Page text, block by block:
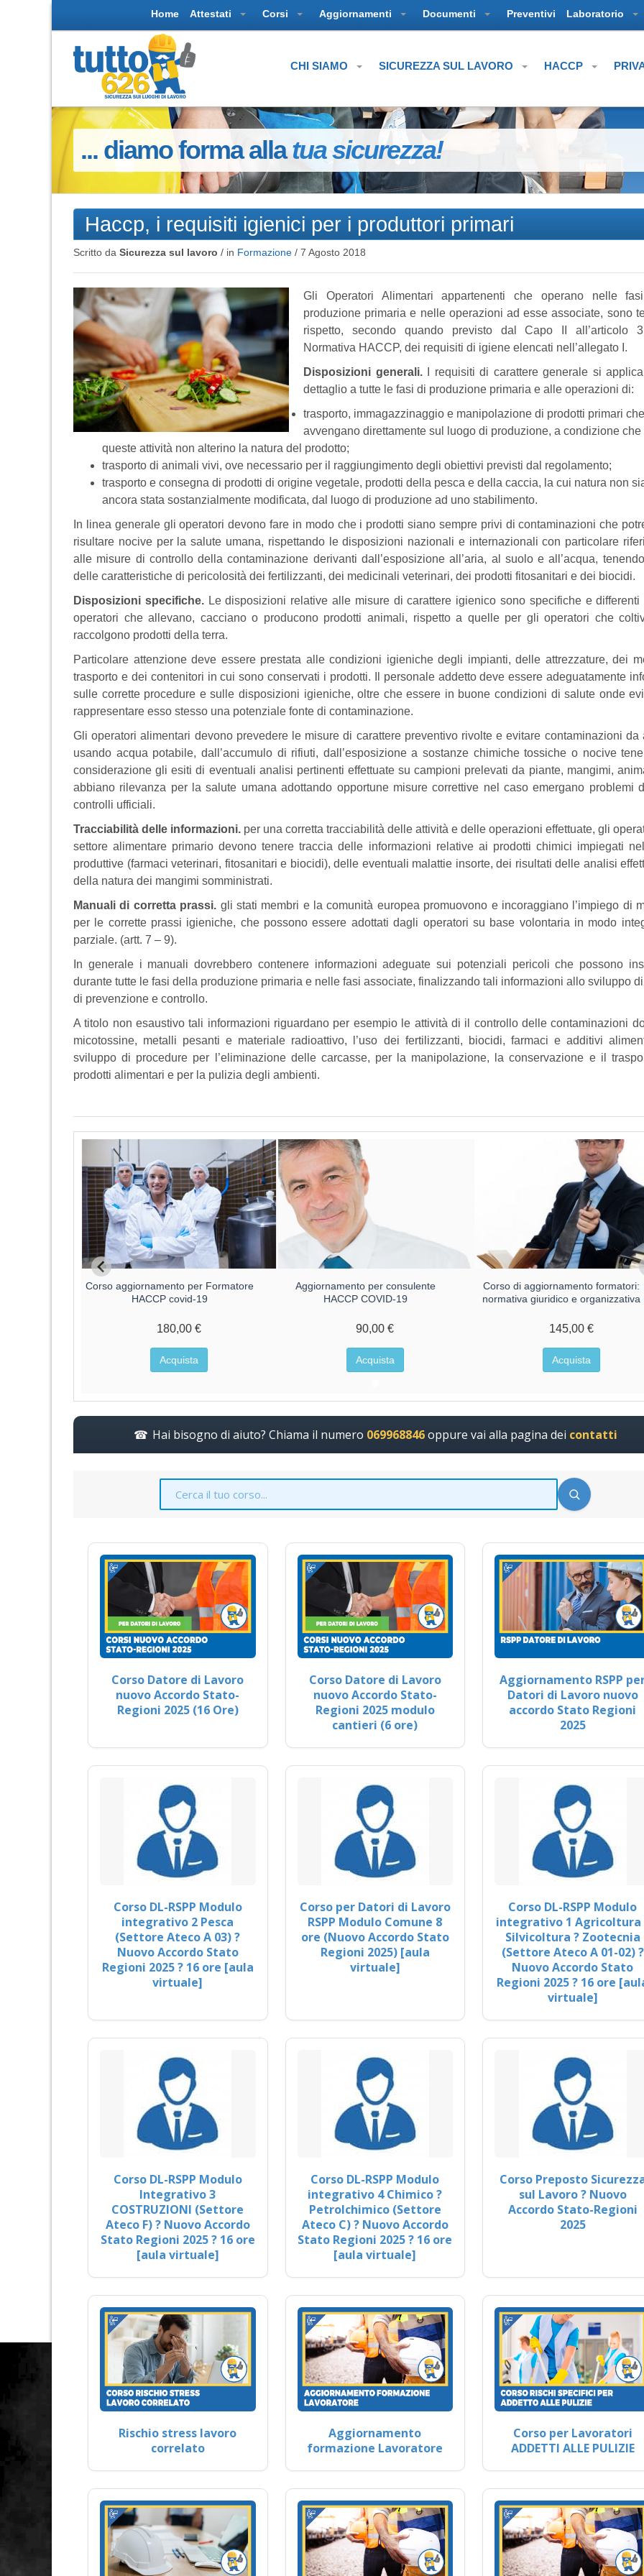
Home Attestati Corsi Aggiornamenti Documenti Preventivi Laboratorio
CHI SIAMO SICUREZZA SUL LAVORO HACCP
... diamo forma allatua sicurezza!
Haccp, i requisiti igienici per i produttori primari
Scritto da Sicurezza sul lavoro / in Formazione / 7 Agosto 2018
Gli Operatori Alimentari appartenenti che operano nelle
produzione primaria e nelle operazioni ad esse associate, sono
rispetto, secondo quando previsto dal Capo II all’articolo
Normativa HACCP, dei requisiti di igiene elencati nell’allegato I.
Disposizioni generali.
I requisiti di carattere generale si
dettaglio a tutte le fasi di produzione primaria e alle operazioni di:
trasporto, immagazzinaggio e manipolazione di prodotti primari che
avvengano direttamente sul luogo di produzione, a condizione che
queste attività non alterino la natura del prodotto;
trasporto di animali vivi, ove necessario per il raggiungimento degli obiettivi previsti dal regolamento;
trasporto e consegna di prodotti di origine vegetale, prodotti della pesca e della caccia, la cui natura non
ancora stata sostanzialmente modificata, dal luogo di produzione ad uno stabilimento.
In linea generale gli operatori devono fare in modo che i prodotti siano sempre privi di contaminazioni che
risultare nocive per la salute umana, rispettando le disposizioni nazionali e internazionali con particolare
alle misure di controllo della contaminazione derivanti dall’esposizione all’aria, al suolo e all’acqua,
delle caratteristiche di pericolosità dei fertilizzanti, dei medicinali veterinari, dei prodotti fitosanitari e dei biocidi.
Disposizioni specifiche. Le disposizioni relative alle misure di carattere igienico sono specifiche e
operatori che allevano, cacciano o producono prodotti animali, rispetto a quelle per gli operatori che
raccolgono prodotti della terra.
Particolare attenzione deve essere prestata alle condizioni igieniche degli impianti, delle attrezzature, dei
trasporto e dei contenitori in cui sono conservati i prodotti. Il personale addetto deve essere adeguatamente
sulle corrette procedure e sulle disposizioni igieniche, oltre che essere in buone condizioni di salute onde
rappresentare esso stesso una potenziale fonte di contaminazione.
Gli operatori alimentari devono prevedere le misure di carattere preventivo rivolte e evitare contaminazioni da
usando acqua potabile, dall’accumulo di rifiuti, dall’esposizione a sostanze chimiche tossiche o nocive
considerazione gli esiti di eventuali analisi pertinenti effettuate su campioni prelevati da piante, mangimi,
abbiano rilevanza per la salute umana adottando opportune misure correttive nel caso emergano problemi
controlli ufficiali.
Tracciabilità delle informazioni. per una corretta tracciabilità delle attività e delle operazioni effettuate, gli
settore alimentare primario devono tenere traccia delle informazioni relative ai prodotti chimici impiegati
produttive (farmaci veterinari, fitosanitari e biocidi), delle eventuali malattie insorte, dei risultati delle analisi
della natura dei mangimi somministrati.
Manuali di corretta prassi. gli stati membri e la comunità europea promuovono e incoraggiano l’impiego di
per le corrette prassi igieniche, che possono essere adottati dagli operatori su base volontaria in modo
parziale. (artt. 7 – 9).
In generale i manuali dovrebbero contenere informazioni adeguate sui potenziali pericoli che possono
durante tutte le fasi della produzione primaria e nelle fasi associate, finalizzando tali informazioni allo sviluppo
di prevenzione e controllo.
A titolo non esaustivo tali informazioni riguardano per esempio le attività di il controllo delle contaminazioni
micotossine, metalli pesanti e materiale radioattivo, l’uso dei fertilizzanti, biocidi, farmaci e additivi
sviluppo di procedure per l’eliminazione delle carcasse, per la manipolazione, la conservazione e il
prodotti alimentari e per la pulizia degli ambienti.
Corso aggiornamento per Formatore
HACCP covid-19
180,00 €
Acquista
Aggiornamento per consulente
HACCP COVID-19
90,00 €
Acquista
Corso di aggiornamento formatori:
normativa giuridico e organizzativa
145,00 €
Acquista
Hai bisogno di aiuto? Chiama il numero 069968846oppure vai alla pagina dei contatti
Corso Datore di Lavoro
nuovo Accordo Stato-
Regioni 2025 (16 Ore)
Corso Datore di Lavoro
nuovo Accordo Stato-
Regioni 2025 modulo
cantieri (6 ore)
Aggiornamento RSPP
Datori di Lavoro nuovo
accordo Stato Regioni
2025
Corso DL-RSPP Modulo
integrativo 2 Pesca
(Settore Ateco A 03) ?
Nuovo Accordo Stato
Regioni 2025 ? 16 ore [aula
virtuale]
Corso per Datori di Lavoro
RSPP Modulo Comune 8
ore (Nuovo Accordo Stato
Regioni 2025) [aula
virtuale]
Corso DL-RSPP Modulo
integrativo 1 Agricoltura
Silvicoltura ? Zootecnia
(Settore Ateco A 01-02) ?
Nuovo Accordo Stato
Regioni 2025 ? 16 ore
virtuale]
Corso DL-RSPP Modulo
Integrativo 3
COSTRUZIONI (Settore
Ateco F) ? Nuovo Accordo
Stato Regioni 2025 ? 16 ore
[aula virtuale]
Corso DL-RSPP Modulo
integrativo 4 Chimico ?
Petrolchimico (Settore
Ateco C) ? Nuovo Accordo
Stato Regioni 2025 ? 16 ore
[aula virtuale]
Corso Preposto
sul Lavoro ? Nuovo
Accordo Stato-Regioni
2025
Rischio stress lavoro
correlato
Aggiornamento
formazione Lavoratore
Corso per Lavoratori
ADDETTI ALLE PULIZIE